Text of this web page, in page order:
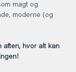
magt og
moderne (og
aften, hvor alt kan